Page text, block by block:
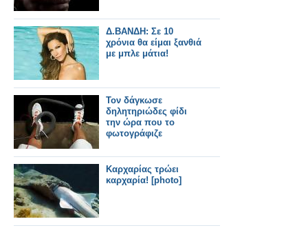
Δ.ΒΑΝΔΗ: Σε 10
χρόνια θα είμαι ξανθιά
με μπλε μάτια!
Τον δάγκωσε
δηλητηριώδες φίδι
την ώρα που το
φωτογράφιζε
Καρχαρίας τρώει
καρχαρία! [photo]